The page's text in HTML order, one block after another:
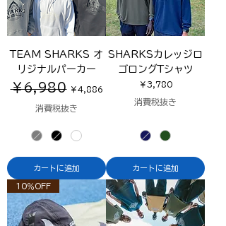
TEAM SHARKS オ
リジナルパーカー
通常価格
￥6,980 ￥4,886
消費税抜き
カートに追加
SHARKSカレッジロ
ゴロングTシャツ
価格
￥3,780
消費税抜き
カートに追加
10％OFF